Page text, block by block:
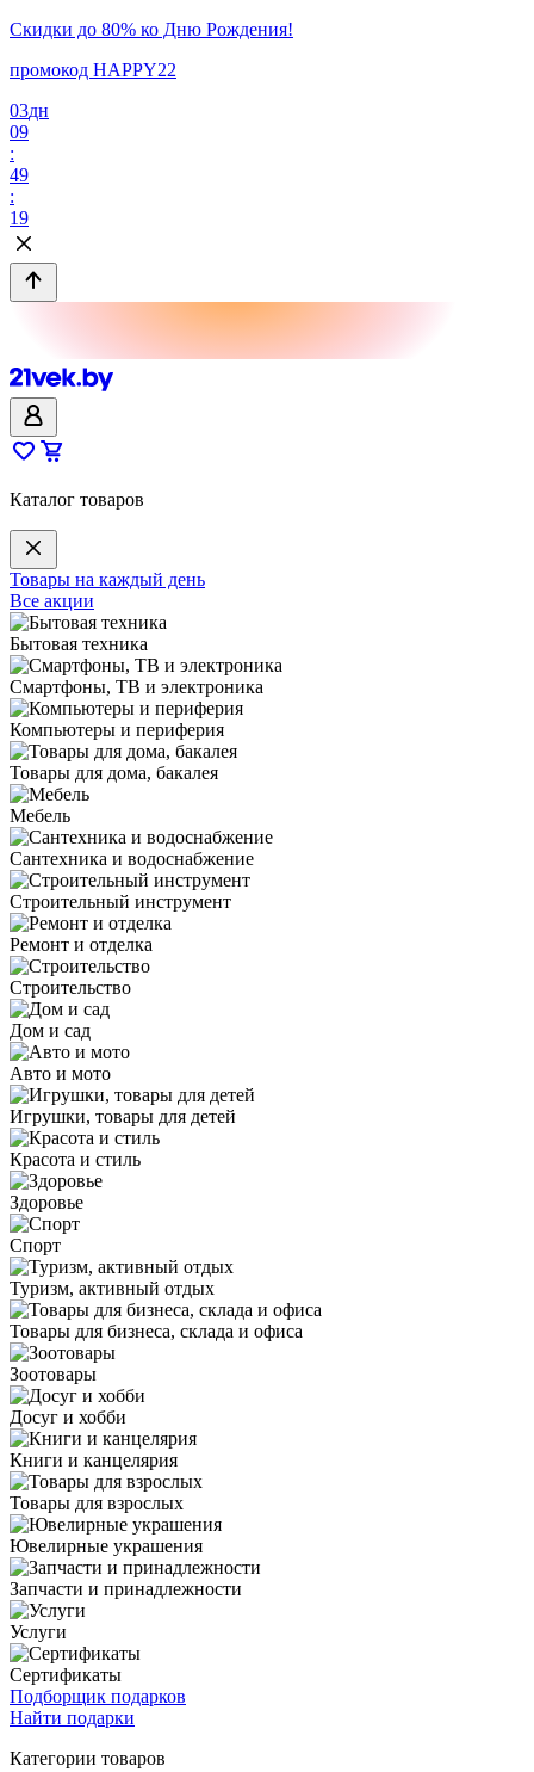
Скидки до 80% ко Дню Рождения!
промокод HAPPY22
03дн
09
:
49
:
19
Каталог товаров
Товары на каждый день
Все акции
Бытовая техника
Смартфоны, ТВ и электроника
Компьютеры и периферия
Товары для дома, бакалея
Мебель
Сантехника и водоснабжение
Строительный инструмент
Ремонт и отделка
Строительство
Дом и сад
Авто и мото
Игрушки, товары для детей
Красота и стиль
Здоровье
Спорт
Туризм, активный отдых
Товары для бизнеса, склада и офиса
Зоотовары
Досуг и хобби
Книги и канцелярия
Товары для взрослых
Ювелирные украшения
Запчасти и принадлежности
Услуги
Сертификаты
Подборщик подарков
Найти подарки
Категории товаров